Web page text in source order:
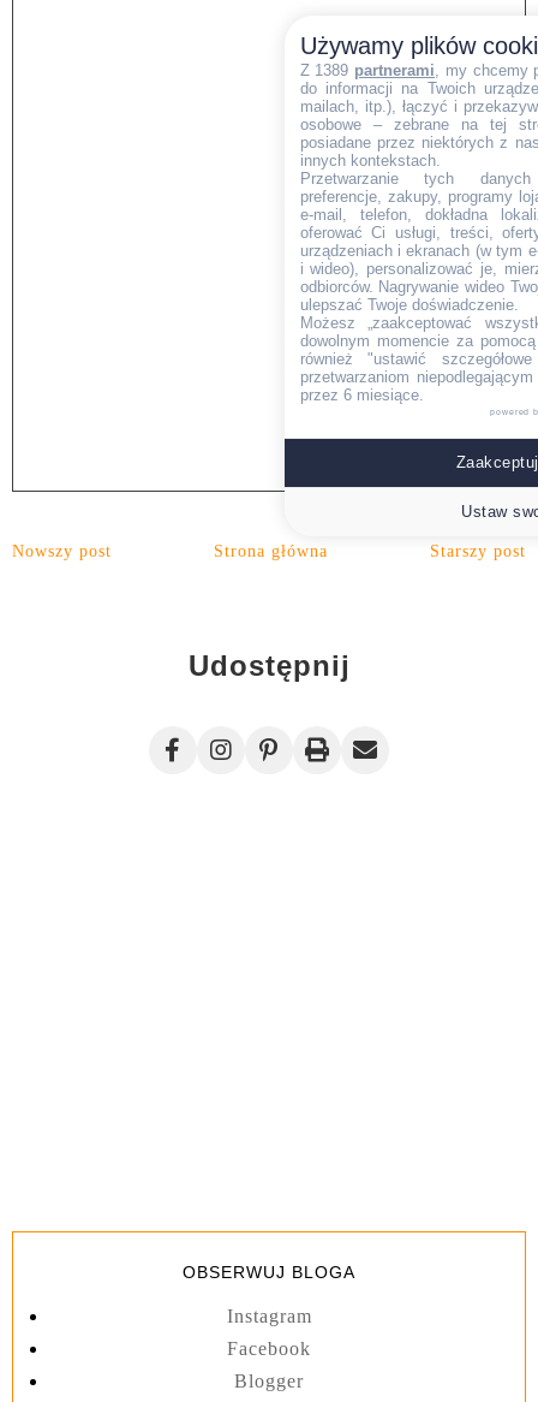
Nowszy post Starszy post
Strona główna
Udostępnij
OBSERWUJ BLOGA
Instagram
Facebook
Blogger
Używamy plików
Z 1389 partnerami , my chcemy
do informacji na Twoich
mailach, itp.), łączyć i
osobowe – zebrane na tej
posiadane przez niektórych z
innych kontekstach.
Przetwarzanie tych danych
preferencje, zakupy, programy
e-mail, telefon, dokładna
oferować Ci usługi, treści,
urządzeniach i ekranach (w tym
i wideo), personalizować je,
odbiorców. Nagrywanie wideo
ulepszać Twoje doświadczenie.
Możesz „zaakceptować
dowolnym momencie za
również "ustawić
przetwarzaniom
przez 6 miesiące.
powered
Ustaw